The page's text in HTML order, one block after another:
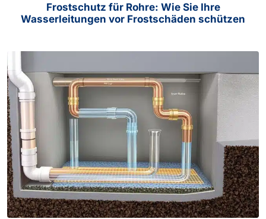
Frostschutz für Rohre: Wie Sie Ihre
Wasserleitungen vor Frostschäden schützen